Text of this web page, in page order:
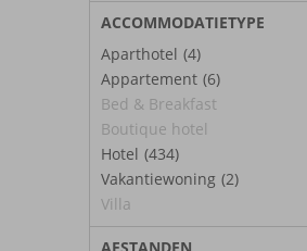
ACCOMMODATIETYPE
Aparthotel (4)
Appartement (6)
Bed & Breakfast
Boutique hotel
Hotel (434)
Vakantiewoning (2)
Villa